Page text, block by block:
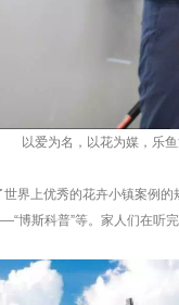
以爱为名，以花为媒，乐
界上优秀的花卉小镇案例
博斯科普”等。家人们在听